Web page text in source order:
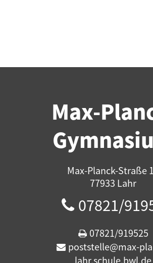
Max-
Max-Planck-Straße
77933 Lahr
07821/
07821/919525
poststelle@max-
lahr.schule.bwl.de